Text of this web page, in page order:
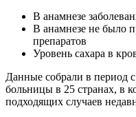
В анамнезе
В анамнезе не было
препаратов
Уровень сахара в
Данные собрали в период с
больницы в 25 странах, в
подходящих случаев